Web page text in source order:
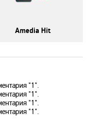
Amedia Hit
"1".
"1".
"1".
"1".